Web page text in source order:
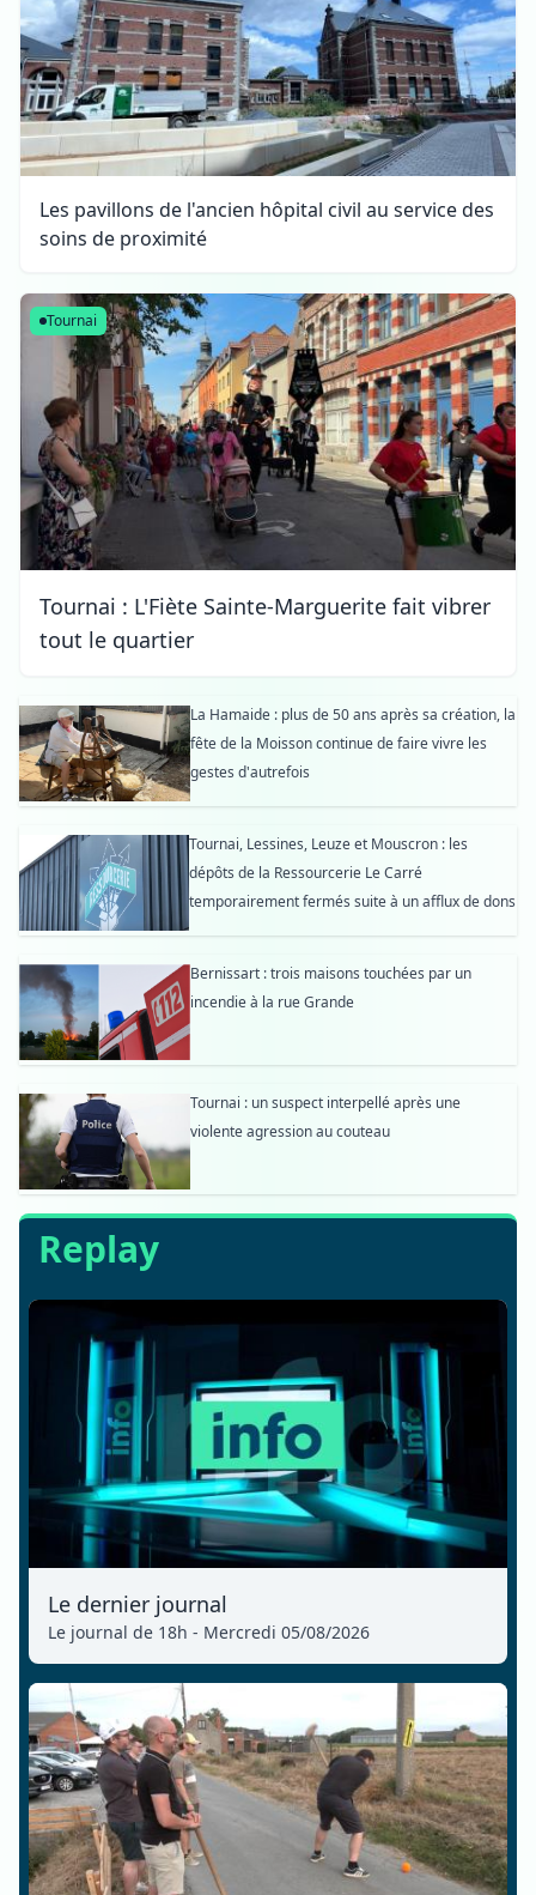
Les pavillons de l'ancien hôpital civil au service des
soins de proximité
Tournai
Tournai : L'Fiète Sainte-Marguerite fait vibrer
tout le quartier
La Hamaide : plus de 50 ans après sa création, la
fête de la Moisson continue de faire vivre les
gestes d'autrefois
Tournai, Lessines, Leuze et Mouscron : les
dépôts de la Ressourcerie Le Carré
temporairement fermés suite à un afflux de dons
Bernissart : trois maisons touchées par un
incendie à la rue Grande
Tournai : un suspect interpellé après une
violente agression au couteau
Replay
Le dernier journal
Le journal de 18h - Mercredi 05/08/2026